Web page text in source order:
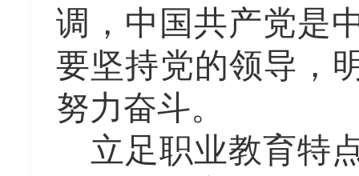
调，中国共产党是
要坚持党的领导，
努力奋斗。
立足职业教育特